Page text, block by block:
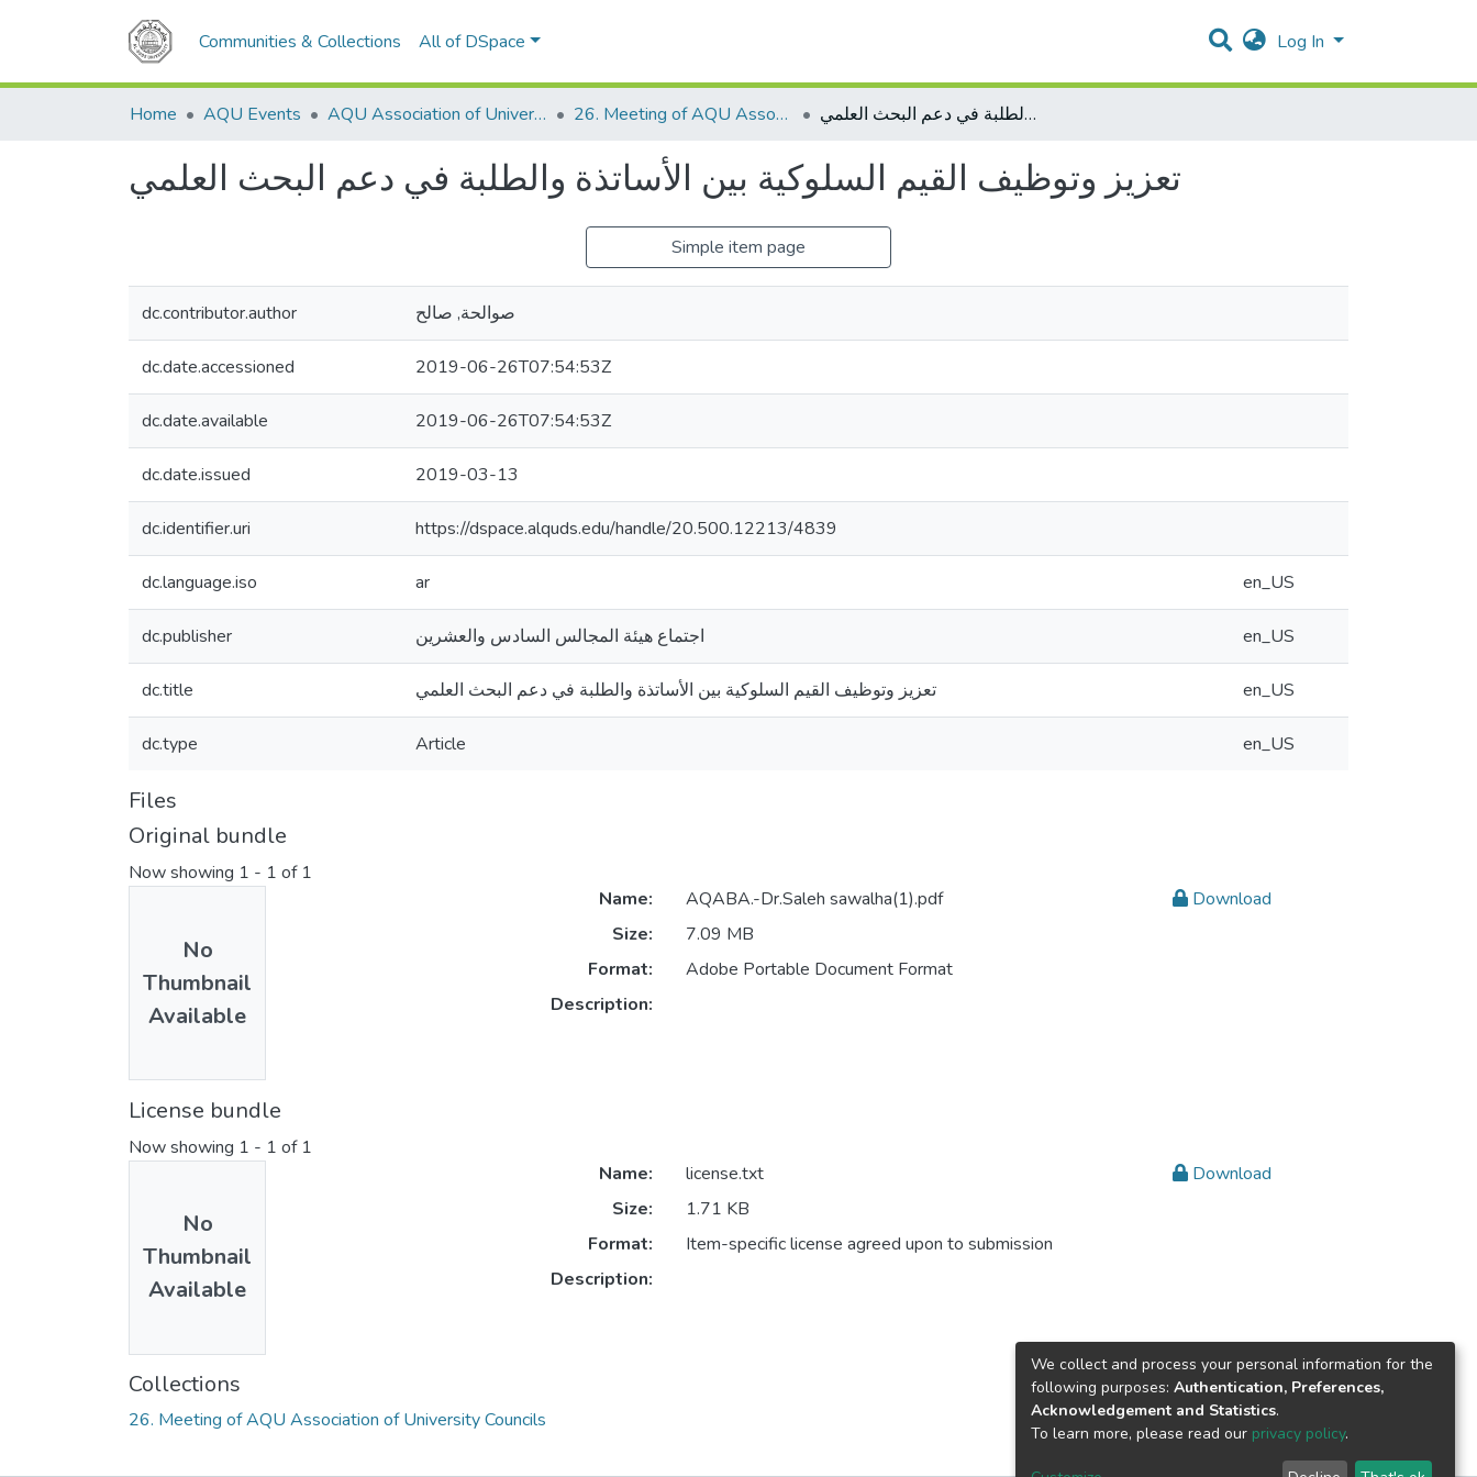
Communities & Collections All of DSpace Log In
Home AQU Events AQU Association of University Councils 26. Meeting of AQU Association of University Councils تعزيز وتوظيف القيم السلوكية بين الأساتذة والطلبة في دعم البحث العلمي
تعزيز وتوظيف القيم السلوكية بين الأساتذة والطلبة في دعم البحث العلمي
Simple item page
dc.contributor.author صوالحة, صالح
dc.date.accessioned 2019-06-26T07:54:53Z
dc.date.available 2019-06-26T07:54:53Z
dc.date.issued 2019-03-13
dc.identifier.uri https://dspace.alquds.edu/handle/20.500.12213/4839
dc.language.iso ar en_US
dc.publisher اجتماع هيئة المجالس السادس والعشرين en_US
dc.title تعزيز وتوظيف القيم السلوكية بين الأساتذة والطلبة في دعم البحث العلمي en_US
dc.type Article en_US
Files
Original bundle
Now showing 1 - 1 of 1
No
Thumbnail
Available
Name:
AQABA.-Dr.Saleh sawalha(1).pdf
Size:
7.09 MB
Format:
Adobe Portable Document Format
Description:
Download
License bundle
Now showing 1 - 1 of 1
No
Thumbnail
Available
Name:
license.txt
Size:
1.71 KB
Format:
Item-specific license agreed upon to submission
Description:
Download
Collections
26. Meeting of AQU Association of University Councils
We collect and process your personal information for the
following purposes: Authentication, Preferences,
Acknowledgement and Statistics.
To learn more, please read our privacy policy.